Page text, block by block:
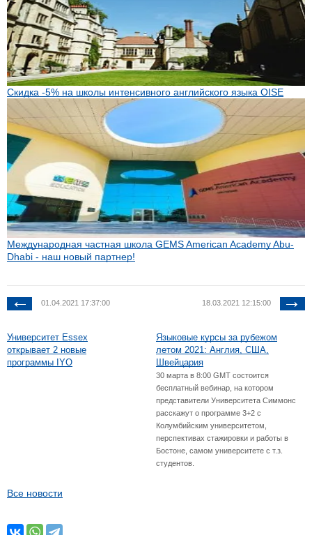
Скидка -5% на школы интенсивного английского языка OISE
Международная частная школа GEMS American Academy Abu-
Dhabi - наш новый партнер!
01.04.2021 17:37:00
Университет Essex
открывает 2 новые
программы IYO
18.03.2021 12:15:00
Языковые курсы за рубежом
летом 2021: Англия, США,
Швейцария
30 марта в 8:00 GMT состоится
бесплатный вебинар, на котором
представители Университета Симмонс
расскажут о программе 3+2 с
Колумбийским университетом,
перспективах стажировки и работы в
Бостоне, самом университете с т.з.
студентов.
Все новости